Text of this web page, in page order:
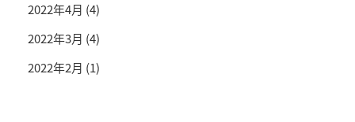
2022年4月 (4)
2022年3月 (4)
2022年2月 (1)